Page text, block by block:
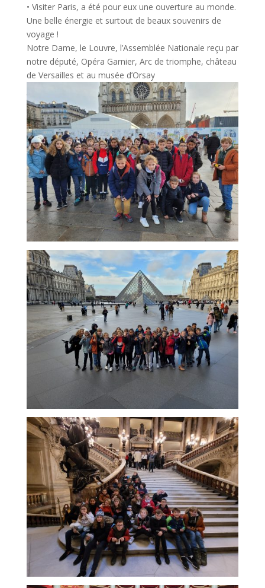
• Visiter Paris, a été pour eux une ouverture au monde.
Une belle énergie et surtout de beaux souvenirs de
voyage !
Notre Dame, le Louvre, l’Assemblée Nationale reçu par
notre député, Opéra Garnier, Arc de triomphe, château
de Versailles et au musée d’Orsay